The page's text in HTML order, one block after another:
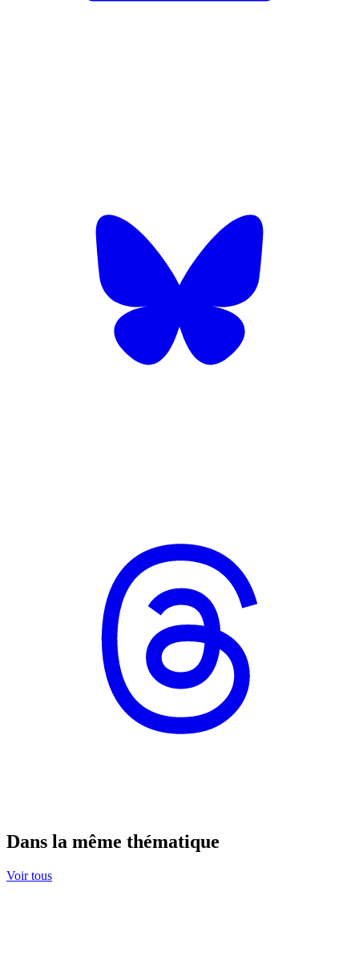
Dans la même thématique
Voir tous